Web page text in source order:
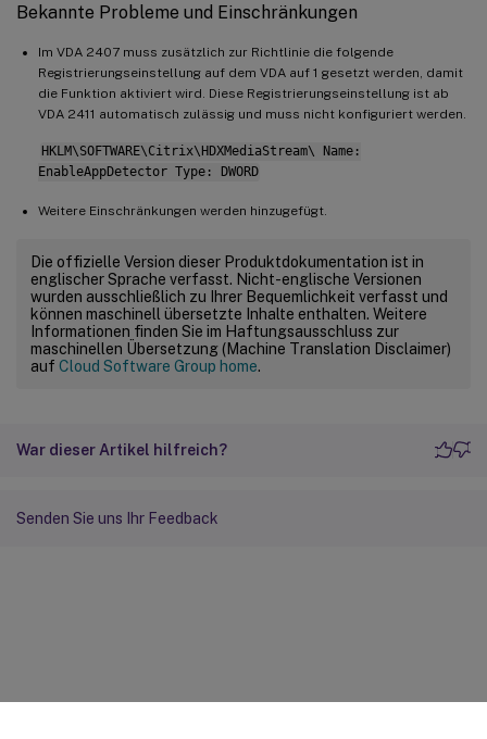
Bekannte Probleme und Einschränkungen
Im VDA 2407 muss zusätzlich zur Richtlinie die folgende
Registrierungseinstellung auf dem VDA auf 1 gesetzt werden, damit
die Funktion aktiviert wird. Diese Registrierungseinstellung ist ab
VDA 2411 automatisch zulässig und muss nicht konfiguriert werden.
HKLM\SOFTWARE\Citrix\HDXMediaStream\ Name:
EnableAppDetector Type: DWORD
Weitere Einschränkungen werden hinzugefügt.
Die offizielle Version dieser Produktdokumentation ist in
englischer Sprache verfasst. Nicht-englische Versionen
wurden ausschließlich zu Ihrer Bequemlichkeit verfasst und
können maschinell übersetzte Inhalte enthalten. Weitere
Informationen finden Sie im Haftungsausschluss zur
maschinellen Übersetzung (Machine Translation Disclaimer)
auf Cloud Software Group home.
War dieser Artikel hilfreich?
Senden Sie uns Ihr Feedback